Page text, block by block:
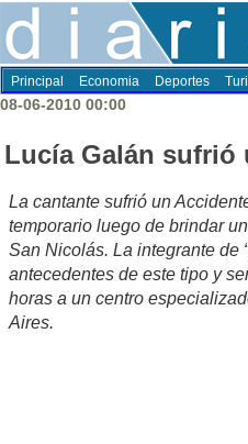
Principal Economia Deportes
08-06-2010 00:00
Lucía Galán sufrió
La cantante sufrió un
temporario luego de brindar
San Nicolás. La integrante de
antecedentes de este tipo y
horas a un centro
Aires.